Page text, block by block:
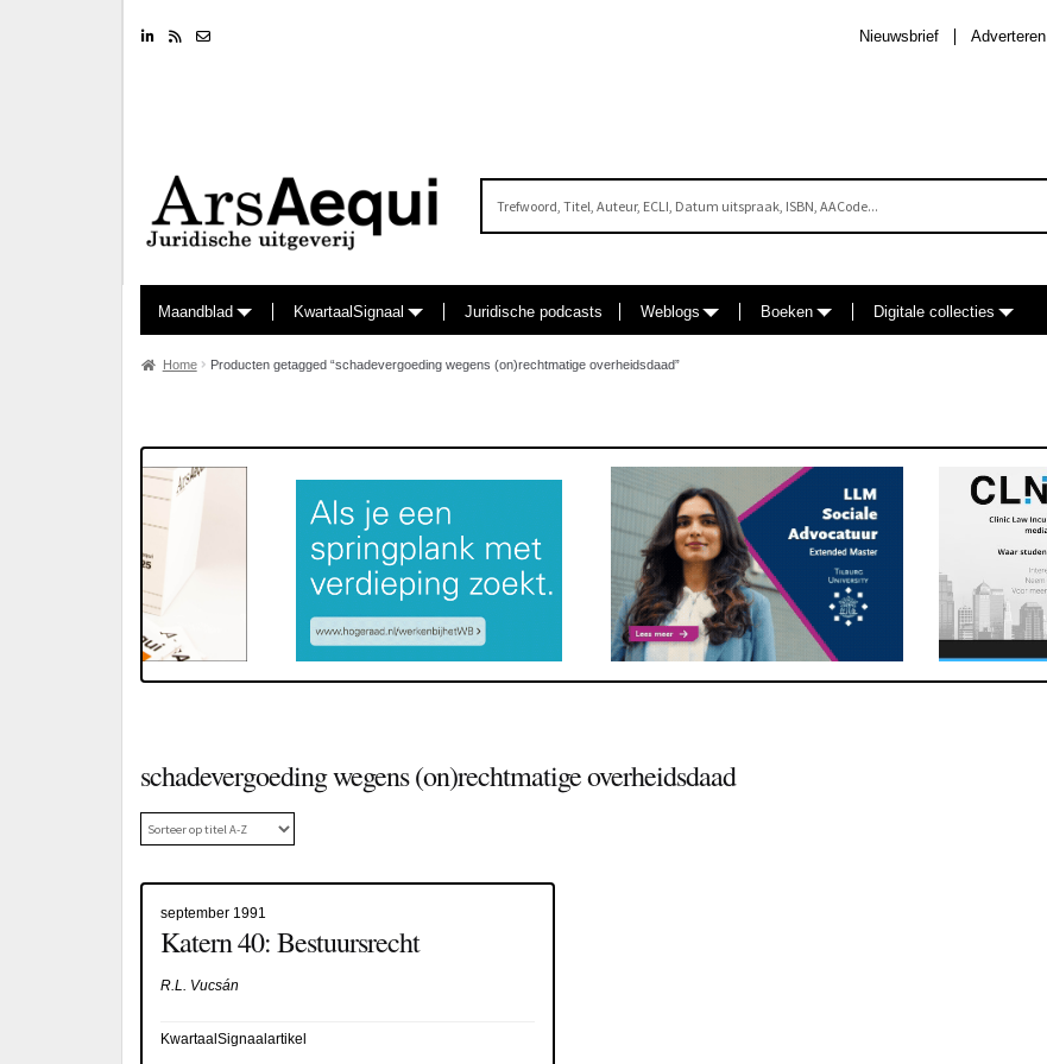
LinkedinRSS feed Adverteren
Nieuwsbrief
Maandblad KwartaalSignaal Juridische podcasts Weblogs Boeken Digitale collecties
Home Producten getagged “schadevergoeding wegens (on)rechtmatige overheidsdaad”
schadevergoeding wegens (on)rechtmatige overheidsdaad
september 1991
Katern 40: Bestuursrecht
R.L. Vucsán
KwartaalSignaalartikel